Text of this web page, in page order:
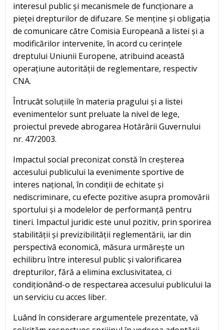
interesul public și mecanismele de funcționare a
pieței drepturilor de difuzare. Se menține și obligația
de comunicare către Comisia Europeană a listei și a
modificărilor intervenite, în acord cu cerințele
dreptului Uniunii Europene, atribuind această
operațiune autorității de reglementare, respectiv
CNA.
Întrucât soluțiile în materia pragului și a listei
evenimentelor sunt preluate la nivel de lege,
proiectul prevede abrogarea Hotărârii Guvernului
nr. 47/2003.
Impactul social preconizat constă în creșterea
accesului publicului la evenimente sportive de
interes național, în condiții de echitate și
nediscriminare, cu efecte pozitive asupra promovării
sportului și a modelelor de performanță pentru
tineri. Impactul juridic este unul pozitiv, prin sporirea
stabilității și previzibilității reglementării, iar din
perspectivă economică, măsura urmărește un
echilibru între interesul public și valorificarea
drepturilor, fără a elimina exclusivitatea, ci
condiționând-o de respectarea accesului publicului la
un serviciu cu acces liber.
Luând în considerare argumentele prezentate, vă